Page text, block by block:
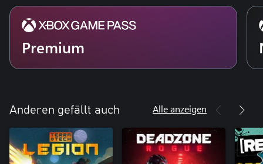
Premium
Anderen gefällt auch Alle anzeigen